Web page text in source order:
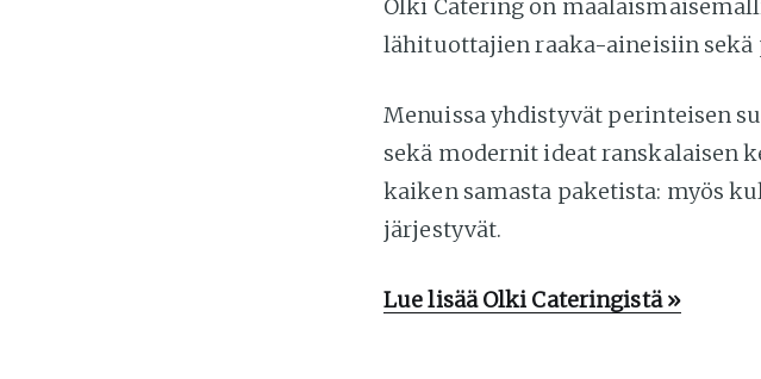
Olki Catering on
lähituottajien raaka-aineisiin sekä
Menuissa yhdistyvät perinteisen
sekä modernit ideat ranskalaisen
kaiken samasta paketista: myös
järjestyvät.
Lue lisää Olki Cateringistä »